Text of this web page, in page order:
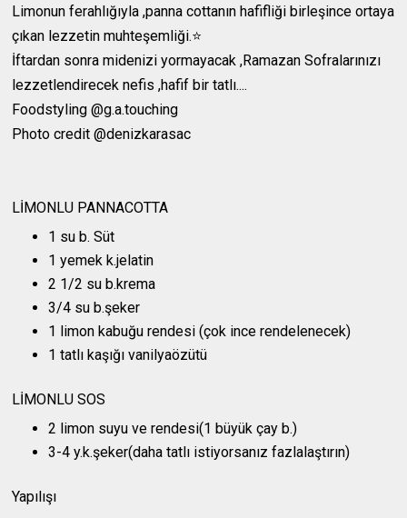
Limonun ferahlığıyla ,panna cottanın hafifliği birleşince ortaya
çıkan lezzetin muhteşemliği.⭐️
İftardan sonra midenizi yormayacak ,Ramazan Sofralarınızı
lezzetlendirecek nefis ,hafif bir tatlı....
Foodstyling @g.a.touching
Photo credit @denizkarasac
LİMONLU PANNACOTTA
1 su b. Süt
1 yemek k.jelatin
2 1/2 su b.krema
3/4 su b.şeker
1 limon kabuğu rendesi (çok ince rendelenecek)
1 tatlı kaşığı vanilyaözütü
LİMONLU SOS
2 limon suyu ve rendesi(1 büyük çay b.)
3-4 y.k.şeker(daha tatlı istiyorsanız fazlalaştırın)
Yapılışı